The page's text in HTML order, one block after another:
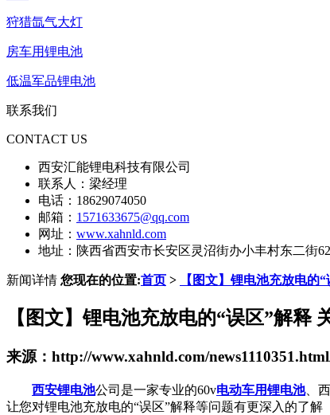
狩猎氙气大灯
房车用锂电池
低温军品锂电池
联系我们
CONTACT US
西安汇能锂电科技有限公司
联系人：梁经理
电话：18629074050
邮箱： 1571633675@qq.com
网址： www.xahnld.com
地址：陕西省西安市长安区灵沼街办小丰村东二街
新闻详情 您现在的位置:首页 > 【图文】锂电池充放电的
【图文】锂电池充放电的“误区”解释
来源：http://www.xahnld.com/news1110351.html
西安锂电池公司是一家专业的60v电动车用锂电池、
让您对锂电池充放电的“误区”解释等问题有更深入的了解